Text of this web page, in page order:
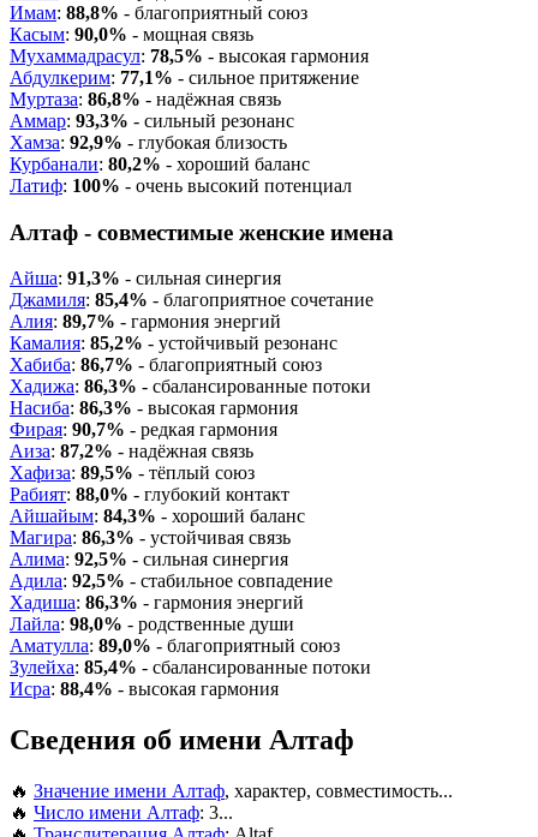
Имам: 88,8% - благоприятный союз
Касым: 90,0% - мощная связь
Мухаммадрасул: 78,5% - высокая гармония
Абдулкерим: 77,1% - сильное притяжение
Муртаза: 86,8% - надёжная связь
Аммар: 93,3% - сильный резонанс
Хамза: 92,9% - глубокая близость
Курбанали: 80,2% - хороший баланс
Латиф: 100% - очень высокий потенциал
Алтаф - совместимые женские имена
Айша: 91,3% - сильная синергия
Джамиля: 85,4% - благоприятное сочетание
Алия: 89,7% - гармония энергий
Камалия: 85,2% - устойчивый резонанс
Хабиба: 86,7% - благоприятный союз
Хадижа: 86,3% - сбалансированные потоки
Насиба: 86,3% - высокая гармония
Фирая: 90,7% - редкая гармония
Аиза: 87,2% - надёжная связь
Хафиза: 89,5% - тёплый союз
Рабият: 88,0% - глубокий контакт
Айшайым: 84,3% - хороший баланс
Магира: 86,3% - устойчивая связь
Алима: 92,5% - сильная синергия
Адила: 92,5% - стабильное совпадение
Хадиша: 86,3% - гармония энергий
Лайла: 98,0% - родственные души
Аматулла: 89,0% - благоприятный союз
Зулейха: 85,4% - сбалансированные потоки
Исра: 88,4% - высокая гармония
Сведения об имени Алтаф
🔥 Значение имени Алтаф, характер, совместимость...
🔥 Число имени Алтаф: 3...